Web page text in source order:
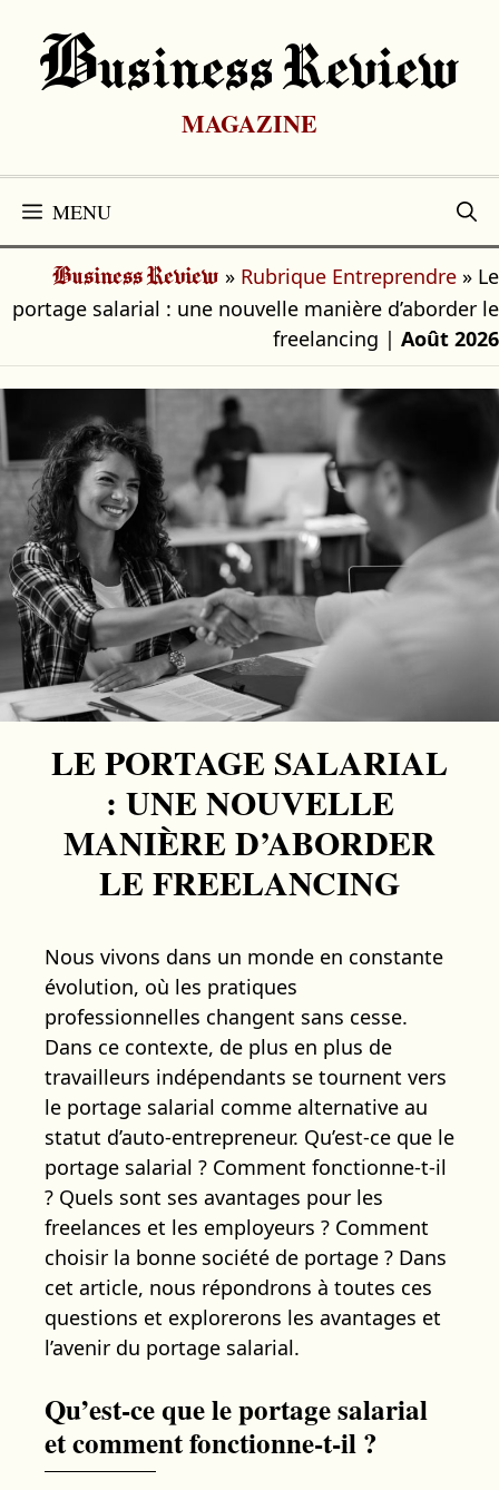
contenu
BUsiness Review
MAGAZINE
MENU
Business Review » Rubrique Entreprendre » Le
portage salarial : une nouvelle manière d’aborder le
freelancing | Août 2026
LE PORTAGE SALARIAL
: UNE NOUVELLE
MANIÈRE D’ABORDER
LE FREELANCING
Nous vivons dans un monde en constante
évolution, où les pratiques
professionnelles changent sans cesse.
Dans ce contexte, de plus en plus de
travailleurs indépendants se tournent vers
le portage salarial comme alternative au
statut d’auto-entrepreneur. Qu’est-ce que le
portage salarial ? Comment fonctionne-t-il
? Quels sont ses avantages pour les
freelances et les employeurs ? Comment
choisir la bonne société de portage ? Dans
cet article, nous répondrons à toutes ces
questions et explorerons les avantages et
l’avenir du portage salarial.
Qu’est-ce que le portage salarial
et comment fonctionne-t-il ?